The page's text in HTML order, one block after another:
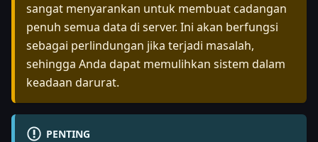
sangat menyarankan untuk membuat cadangan
penuh semua data di server. Ini akan berfungsi
sebagai perlindungan jika terjadi masalah,
sehingga Anda dapat memulihkan sistem dalam
keadaan darurat.
PENTING